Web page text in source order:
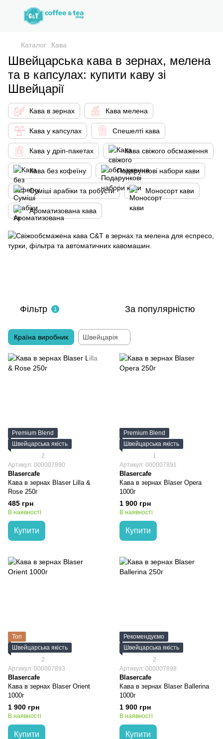
Каталог Кава
Швейцарська кава в зернах, мелена
та в капсулах: купити каву зі
Швейцарії
Кава в зернах Кава мелена
Кава у капсулах Спешелті кава
Кава у дріп-пакетах Кава свіжого обсмаження
Кава без кофеїну Подарункові набори кави
Суміші арабіки та робусти Моносорт кави
Ароматизована кава
Фільтр 1 За популярністю
Країна виробник Швейцарія
Premium Blend
Швейцарська якість
2
Артикул: 000007890
Blasercafe
Кава в зернах Blaser Lilla &
Rose 250г
485 грн
В наявності
Купити
Premium Blend
Швейцарська якість
1
Артикул: 000007891
Blasercafe
Кава в зернах Blaser Opera
1000г
1 900 грн
В наявності
Купити
Топ
Швейцарська якість
2
Артикул: 000007893
Blasercafe
Кава в зернах Blaser Orient
1000г
1 900 грн
В наявності
Купити
Рекомендуємо
Швейцарська якість
2
Артикул: 000007898
Blasercafe
Кава в зернах Blaser Ballerina
1000г
1 900 грн
В наявності
Купити